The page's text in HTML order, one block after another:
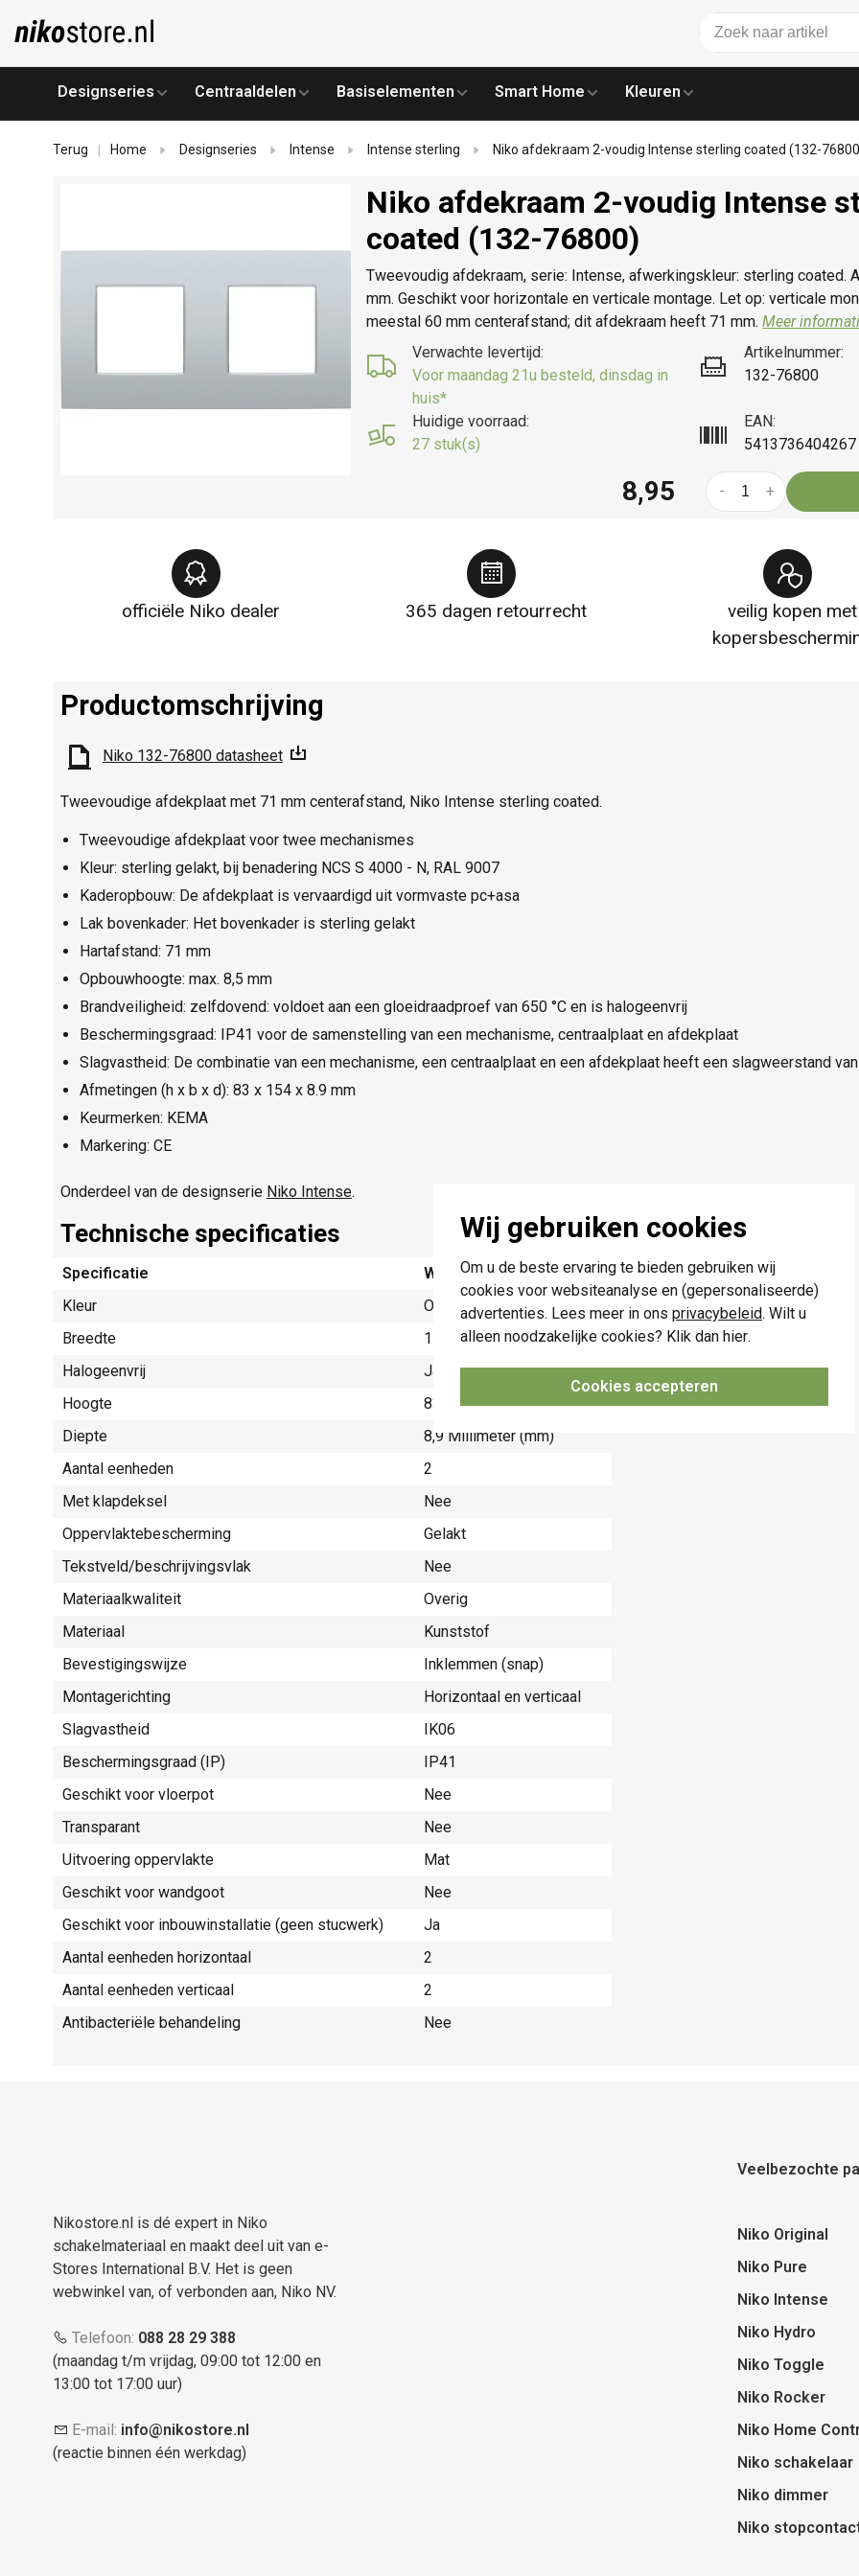
Wij gebruiken cookies
Om u de beste ervaring te bieden gebruiken wij
cookies voor websiteanalyse en (gepersonaliseerde)
advertenties. Lees meer in ons privacybeleid. Wilt u
alleen noodzakelijke cookies? Klik dan hier.
Cookies accepteren
Designseries Centraaldelen Basiselementen Smart Home Kleuren
Terug Home Designseries Intense Intense sterling Niko afdekraam 2-voudig Intense sterling coated (132-
Niko afdekraam 2-voudig Intense
coated (132-76800)
Tweevoudig afdekraam, serie: Intense, afwerkingskleur: sterling coated.
mm. Geschikt voor horizontale en verticale montage. Let op: verticale
meestal 60 mm centerafstand; dit afdekraam heeft 71 mm.Meer
Verwachte levertijd:
Voor maandag 21u besteld, dinsdag in
huis*
Huidige voorraad:
27 stuk(s)
Artikelnummer:
132-76800
EAN:
5413736404267
8,95 +
-
officiële Niko dealer 365 dagen retourrecht
veilig kopen met
Productomschrijving
Niko 132-76800 datasheet
Tweevoudige afdekplaat met 71 mm centerafstand, Niko Intense sterling coated.
Tweevoudige afdekplaat voor twee mechanismes
Kleur: sterling gelakt, bij benadering NCS S 4000 - N, RAL 9007
Kaderopbouw: De afdekplaat is vervaardigd uit vormvaste pc+asa
Lak bovenkader: Het bovenkader is sterling gelakt
Hartafstand: 71 mm
Opbouwhoogte: max. 8,5 mm
Brandveiligheid: zelfdovend: voldoet aan een gloeidraadproef van 650 °C en is halogeenvrij
Beschermingsgraad: IP41 voor de samenstelling van een mechanisme, centraalplaat en afdekplaat
Slagvastheid: De combinatie van een mechanisme, een centraalplaat en een afdekplaat heeft een slagweerstand
Afmetingen (h x b x d): 83 x 154 x 8.9 mm
Keurmerken: KEMA
Markering: CE
Onderdeel van de designserie Niko Intense.
Technische specificaties
Specificatie
Waarde
Kleur
Overig
Breedte
154 Millimeter (mm)
Halogeenvrij
Ja
Hoogte
83 Millimeter (mm)
Diepte
8,9 Millimeter (mm)
Aantal eenheden
2
Met klapdeksel
Nee
Oppervlaktebescherming
Gelakt
Tekstveld/beschrijvingsvlak
Nee
Materiaalkwaliteit
Overig
Materiaal
Kunststof
Bevestigingswijze
Inklemmen (snap)
Montagerichting
Horizontaal en verticaal
Slagvastheid
IK06
Beschermingsgraad (IP)
IP41
Geschikt voor vloerpot
Nee
Transparant
Nee
Uitvoering oppervlakte
Mat
Geschikt voor wandgoot
Nee
Geschikt voor inbouwinstallatie (geen stucwerk)
Ja
Aantal eenheden horizontaal
2
Aantal eenheden verticaal
2
Antibacteriële behandeling
Nee
Nikostore.nl is dé expert in Niko
schakelmateriaal en maakt deel uit van e-
Stores International B.V. Het is geen
webwinkel van, of verbonden aan, Niko NV.
Telefoon: 088 28 29 388
(maandag t/m vrijdag, 09:00 tot 12:00 en
13:00 tot 17:00 uur)
E-mail: info@nikostore.nl
(reactie binnen één werkdag)
Veelbezochte
Niko Original
Niko Pure
Niko Intense
Niko Hydro
Niko Toggle
Niko Rocker
Niko Home
Niko schakelaar
Niko dimmer
Niko